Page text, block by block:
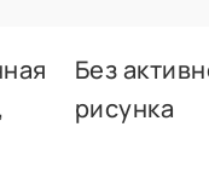
Без
рисунка